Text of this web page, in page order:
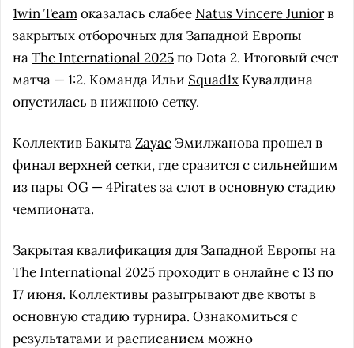
1win Teamоказалась слабее Natus Vincere Juniorв
закрытых отборочных для Западной Европы
наThe International 2025по Dota 2. Итоговый счет
матча — 1:2. Команда Ильи Squad1x Кувалдина
опустилась в нижнюю сетку.
Коллектив БакытаZayacЭмилжанова прошел в
финал верхней сетки, где сразится с сильнейшим
из пары OG —4Piratesза слот в основную стадию
чемпионата.
Закрытая квалификация для Западной Европы на
The International 2025 проходит в онлайне с 13 по
17 июня. Коллективы разыгрывают две квоты в
основную стадию турнира. Ознакомиться с
результатами и расписанием можно